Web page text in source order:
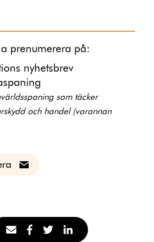
prenumerera på:
nyhetsbrev
som täcker
och handel (varannan